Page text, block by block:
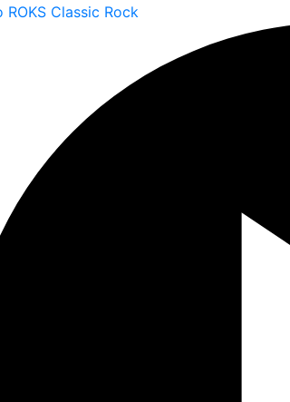
ROKS Classic Rock